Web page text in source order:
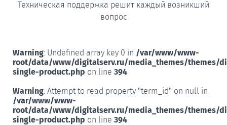
Техническая поддержка решит каждый возникший
вопрос
Warning: Undefined array key 0 in /var/www/www-
root/data/www/digitalserv.ru/media_themes/themes/
single-product.php on line 394
Warning: Attempt to read property "term_id" on null in
/var/www/www-
root/data/www/digitalserv.ru/media_themes/themes/
single-product.php on line 394